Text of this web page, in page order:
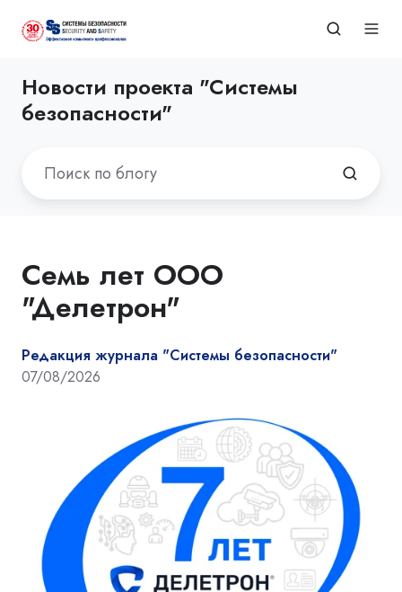
Новости проекта "Системы
безопасности"
Семь лет ООО
"Делетрон"
Редакция журнала "Системы безопасности"
07/08/2026